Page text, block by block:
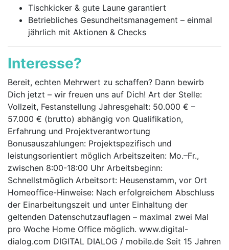
Tischkicker & gute Laune garantiert
Betriebliches Gesundheitsmanagement – einmal
jährlich mit Aktionen & Checks
Interesse?
Bereit, echten Mehrwert zu schaffen? Dann bewirb
Dich jetzt – wir freuen uns auf Dich! Art der Stelle:
Vollzeit, Festanstellung Jahresgehalt: 50.000 € –
57.000 € (brutto) abhängig von Qualifikation,
Erfahrung und Projektverantwortung
Bonusauszahlungen: Projektspezifisch und
leistungsorientiert möglich Arbeitszeiten: Mo.–Fr.,
zwischen 8:00-18:00 Uhr Arbeitsbeginn:
Schnellstmöglich Arbeitsort: Heusenstamm, vor Ort
Homeoffice-Hinweise: Nach erfolgreichem Abschluss
der Einarbeitungszeit und unter Einhaltung der
geltenden Datenschutzauflagen – maximal zwei Mal
pro Woche Home Office möglich. www.digital-
dialog.com DIGITAL DIALOG / mobile.de Seit 15 Jahren